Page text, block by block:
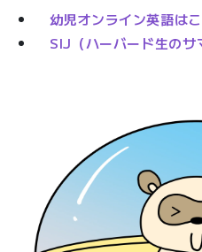
幼児オンライン英語は
SIJ（ハーバード生のサ